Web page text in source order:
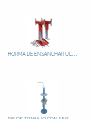
HORMA DE ENSANCHAR ULTRACAMP 80/L